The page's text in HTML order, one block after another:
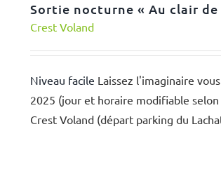
Sortie nocturne « Au clair de
Crest Voland
Niveau facile Laissez l'imaginaire
2025 (jour et horaire modifiable
Crest Voland (départ parking du